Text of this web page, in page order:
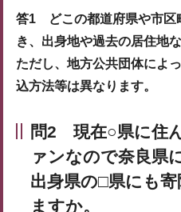
答1 どこの都道府県や市区
き、出身地や過去の居住地
ただし、地方公共団体によ
込方法等は異なります。
問2 現在○県に住
ァンなので奈良県
出身県の□県にも
ますか。